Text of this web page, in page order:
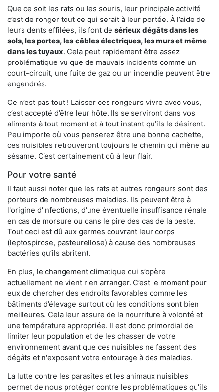
Que ce soit les rats ou les souris, leur principale activité
c’est de ronger tout ce qui serait à leur portée. À l’aide de
leurs dents effilées, ils font de sérieux dégâts dans les
sols, les portes, les câbles électriques, les murs et même
dans les tuyaux. Cela peut rapidement être assez
problématique vu que de mauvais incidents comme un
court-circuit, une fuite de gaz ou un incendie peuvent être
engendrés.
Ce n’est pas tout ! Laisser ces rongeurs vivre avec vous,
c’est accepté d’être leur hôte. Ils se serviront dans vos
aliments à tout moment et à tout instant qu’ils le désirent.
Peu importe où vous penserez être une bonne cachette,
ces nuisibles retrouveront toujours le chemin qui mène au
sésame. C’est certainement dû à leur flair.
Pour votre santé
Il faut aussi noter que les rats et autres rongeurs sont des
porteurs de nombreuses maladies. Ils peuvent être à
l'origine d'infections, d'une éventuelle insuffisance rénale
en cas de morsure ou dans le pire des cas de la peste.
Tout ceci est dû aux germes couvrant leur corps
(leptospirose, pasteurellose) à cause des nombreuses
bactéries qu’ils abritent.
En plus, le changement climatique qui s’opère
actuellement ne vient rien arranger. C’est le moment pour
eux de chercher des endroits favorables comme les
bâtiments d’élevage surtout où les conditions sont bien
meilleures. Cela leur assure de la nourriture à volonté et
une température appropriée. Il est donc primordial de
limiter leur population et de les chasser de votre
environnement avant que ces nuisibles ne fassent des
dégâts et n'exposent votre entourage à des maladies.
La lutte contre les parasites et les animaux nuisibles
permet de nous protéger contre les problématiques qu'ils